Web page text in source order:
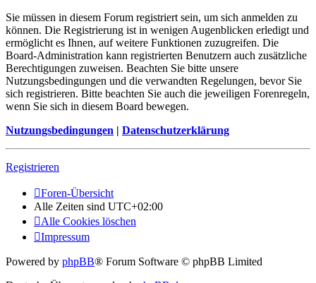
Sie müssen in diesem Forum registriert sein, um sich anmelden zu
können. Die Registrierung ist in wenigen Augenblicken erledigt und
ermöglicht es Ihnen, auf weitere Funktionen zuzugreifen. Die
Board-Administration kann registrierten Benutzern auch zusätzliche
Berechtigungen zuweisen. Beachten Sie bitte unsere
Nutzungsbedingungen und die verwandten Regelungen, bevor Sie
sich registrieren. Bitte beachten Sie auch die jeweiligen Forenregeln,
wenn Sie sich in diesem Board bewegen.
Nutzungsbedingungen | Datenschutzerklärung
Registrieren
Foren-Übersicht
Alle Zeiten sind UTC+02:00
Alle Cookies löschen
Impressum
Powered by phpBB® Forum Software © phpBB Limited